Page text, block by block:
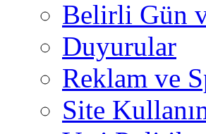
Belirli Gün
Duyurular
Reklam ve
Site